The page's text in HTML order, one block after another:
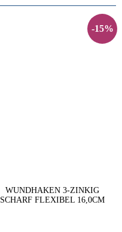
-15%
WUNDHAKEN 3-ZINKIG
SCHARF FLEXIBEL 16,0CM